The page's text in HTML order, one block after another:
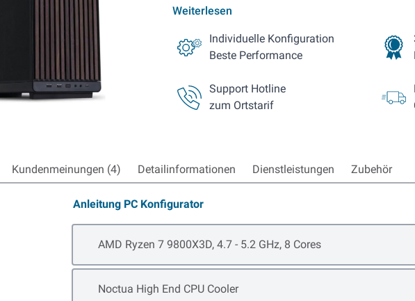
Weiterlesen
Individuelle Konfiguration
Beste Performance
Support Hotline
zum Ortstarif
Kundenmeinungen (4) Detailinformationen Dienstleistungen Zubehör
Anleitung PC Konfigurator
AMD Ryzen 7 9800X3D, 4.7 - 5.2 GHz, 8 Cores
Open item options
Noctua High End CPU Cooler
Open item options